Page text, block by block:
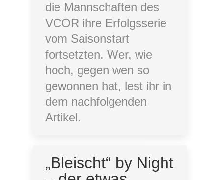
die Mannschaften des
VCOR ihre Erfolgsserie
vom Saisonstart
fortsetzten. Wer, wie
hoch, gegen wen so
gewonnen hat, lest ihr in
dem nachfolgenden
Artikel.
„Bleischt“ by Night